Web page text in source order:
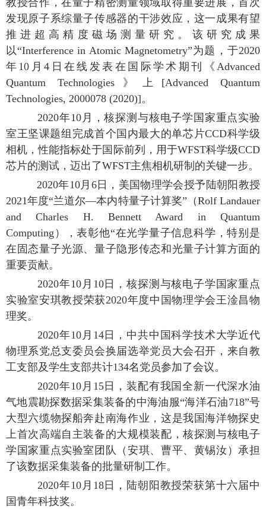
教授合作，在量子精密测量领域取得重要进展，首次
发现原子系综量子传感器的干涉效应，这一成果有望
推进超高精度磁场测量研究。该研究成果
以“Interference in Atomic Magnetometry”为题，于2020
年10月4日在线发表在国际学术期刊《Advanced
Quantum Technologies》上[Advanced Quantum
Technologies, 2000078 (2020)]。
2020年10月，核探测与核电子学国家重点实验
室王坚课题组完成首个国内最大的单芯片CCD科学级
相机，性能指标处于国际前列，用于WFST科学级CCD
芯片的测试，迈出了WFST主焦相机研制的关键一步。
2020年10月6日，美国物理学会授予陆朝阳教授
2021年度“兰道尔—本内特量子计算奖”（Rolf Landauer
and Charles H. Bennett Award in Quantum
Computing），表彰他“在光学量子信息科学，特别是
在固态量子光源、量子隐形传态和光量子计算方面的
重要贡献。
2020年10月10日，核探测与核电子学国家重点
实验室安琪教授荣获2020年度中国物理学会王淦昌物
理奖。
2020年10月14日，中共中国科学技术大学近代
物理系党总支委员会换届选举党员大会召开，来自教
工支部及学生支部共计134名党员参加了会议。
2020年10月15日，装配有我国全新一代深水油
气地震勘探数据采集装备的中海油服“海洋石油718”号
大型六缆物探船奔赴南海作业，这是我国海洋物探史
上首次高端自主装备的大规模装配，核探测与核电子
学国家重点实验室团队（安琪、曹平、黄锡汝）承担
了该数据采集装备的批量研制工作。
2020年10月18日，陆朝阳教授荣获第十六届中
国青年科技奖。